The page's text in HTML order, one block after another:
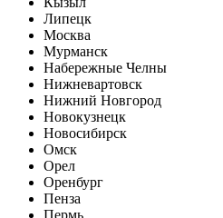
Липецк
Москва
Мурманск
Набережные Челны
Нижневартовск
Нижний Новгород
Новокузнецк
Новосибирск
Омск
Орел
Оренбург
Пенза
Пермь